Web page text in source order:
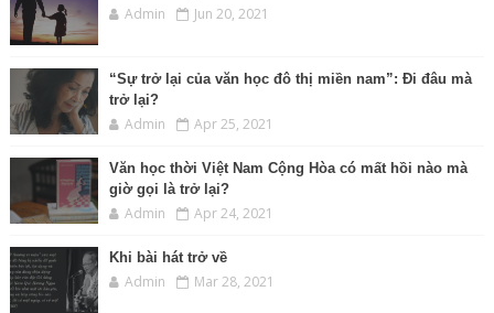
Admin Jun 20, 2021
“Sự trở lại của văn học đô thị miền nam”: Đi đâu mà
trở lại?
Admin Apr 25, 2021
Văn học thời Việt Nam Cộng Hòa có mất hồi nào mà
giờ gọi là trở lại?
Admin Apr 24, 2021
Khi bài hát trở về
Admin Mar 28, 2021